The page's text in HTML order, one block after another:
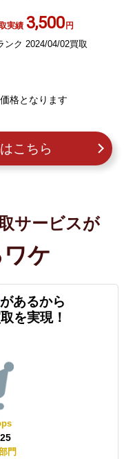
実績 3,500円
ンク 2024/04/02買取
格となります
こちら
サービスが
ワケ
があるから
を実現！
門